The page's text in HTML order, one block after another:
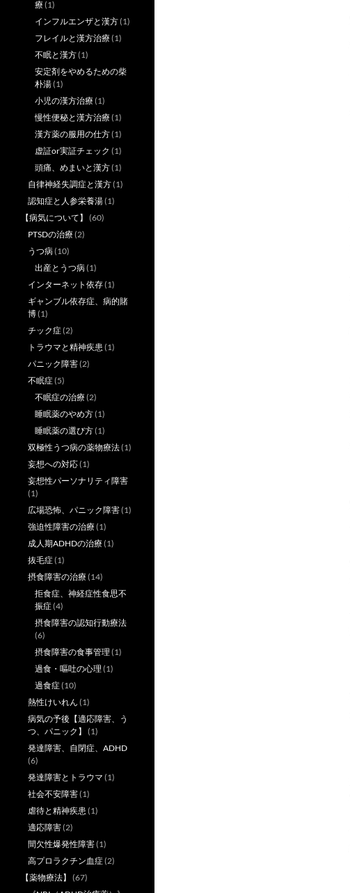
療(1)
インフルエンザと漢方(1)
フレイルと漢方治療(1)
不眠と漢方(1)
安定剤をやめるための柴
朴湯(1)
小児の漢方治療(1)
慢性便秘と漢方治療(1)
漢方薬の服用の仕方(1)
虚証or実証チェック (1)
頭痛、めまいと漢方(1)
自律神経失調症と漢方(1)
認知症と人参栄養湯(1)
【病気について】
(60)
PTSDの治療(2)
うつ病(10)
出産とうつ病(1)
インターネット依存(1)
ギャンブル依存症、病的賭
博(1)
チック症(2)
トラウマと精神疾患 (1)
パニック障害(2)
不眠症(5)
不眠症の治療(2)
睡眠薬のやめ方(1)
睡眠薬の選び方(1)
双極性うつ病の薬物療法(1)
妄想への対応(1)
妄想性パーソナリティ障害
(1)
広場恐怖、パニック障害(1)
強迫性障害の治療(1)
成人期ADHDの治療(1)
抜毛症(1)
摂食障害の治療(14)
拒食症、神経症性食思不
振症(4)
摂食障害の認知行動療法
(6)
摂食障害の食事管理 (1)
過食・嘔吐の心理 (1)
過食症(10)
熱性けいれん (1)
病気の予後【適応障害、う
つ、パニック】
(1)
発達障害、自閉症、ADHD
(6)
発達障害とトラウマ (1)
社会不安障害(1)
虐待と精神疾患 (1)
適応障害(2)
間欠性爆発性障害(1)
高プロラクチン血症(2)
【薬物療法】
(67)